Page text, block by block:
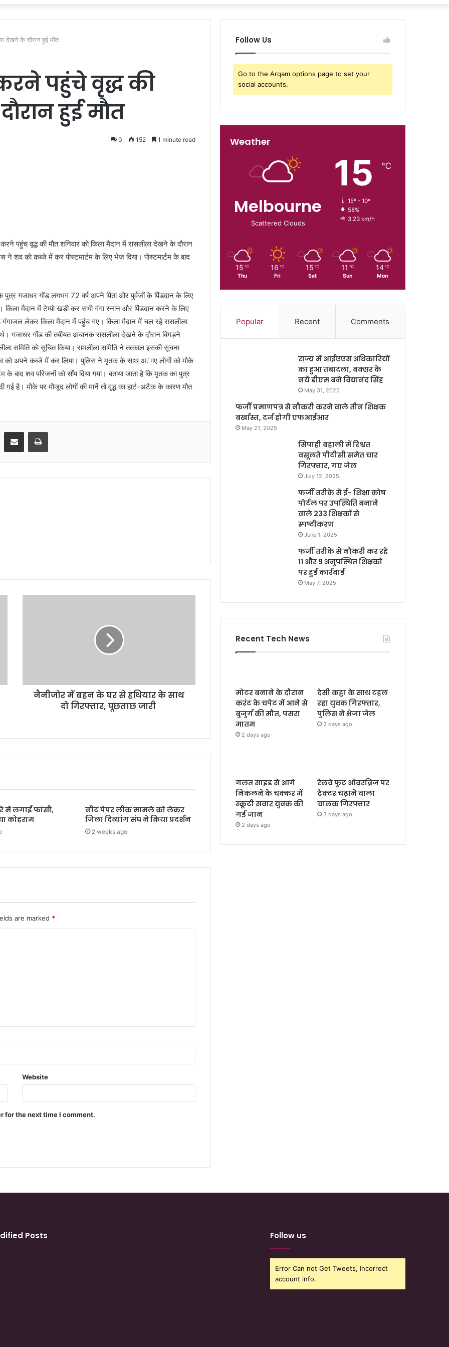
देखने के दाैरान हुई माैत
पहुंचे वृद्ध की
हुई माैत
0 152 1 minute read
पहुंच वृद्ध की माैत शनिवार काे किला मैदान में रासलीला देखने के दाैरान
शव काे कब्जे में कर पाेस्टमार्टम के लिए भेज दिया। पाेस्टमार्टम के बाद
पुत्र गजाधर गाेंड लगभग 72 वर्ष अपने पिता और पुर्वजाें के पिंडदान के लिए
किला मैदान में टेम्पाे खड़ी कर सभी गंगा स्नान और पिंडदान करने के लिए
लेकर किला मैदान में पहुंच गए। किला मैदान में चल रहे रासलीला
गाेंड की तबीयत अचानक रासलीला देखने के दाैरान बिगड़ने
समिति काे सूचित किया। रामलीला समिति ने तत्काल इसकी सूचना
काे अपने कब्जे में कर लिया। पुलिस ने मृतक के साथ अाए लाेगाें काे माैके
के बाद शव परिजनाें काे साैंप दिया गया। बताया जाता है कि मृतक का पुत्र
है। माैके पर माैजूद लाेगाें की मानें ताे वृद्ध का हार्ट-अटैक के कारण माैत
नैनीजोर में बहन के घर से हथियार के साथ
दो गिरफ्तार, पूछताछ जारी
लगाईं फांसी,
कोहराम
नीट पेपर लीक मामले को लेकर
जिला दिव्यांग संघ ने किया प्रदर्शन
2 weeks ago
are marked *
Website
for the next time I comment.
Follow Us
Go to the Arqam options page to set your
social accounts.
Weather
Melbourne
Scattered Clouds
15 ℃
15º - 10º
58%
3.23 km/h
15 ℃
Thu
16 ℃
Fri
15 ℃
Sat
11 ℃
Sun
14 ℃
Mon
Popular Recent Comments
राज्य में आईएएस अधिकारियों
का हुआ तबादला, बक्सर के
नये डीएम बने विद्यानंद सिंह
May 31, 2025
फर्जी प्रमाणपत्र से नौकरी करने वाले तीन शिक्षक
बर्खास्त, दर्ज होगी एफआईआर
May 21, 2025
सिपाही बहाली में रिश्वत
वसूलते पीटीसी समेत चार
गिरफ्तार, गए जेल
July 12, 2025
फर्जी तरीके से ई- शिक्षा कोष
पोर्टल पर उपस्थिति बनाने
वाले 233 शिक्षकों से
स्पष्टीकरण
June 1, 2025
फर्जी तरीके से नौकरी कर रहे
11 और 9 अनुपस्थित शिक्षकों
पर हुई कार्रवाई
May 7, 2025
Recent Tech News
मोटर बनाने के दौरान
करंट के चपेट में आने से
बुजुर्ग की मौत, पसरा
मातम
2 days ago
देसी कट्टा के साथ टहल
रहा युवक गिरफ्तार,
पुलिस ने भेजा जेल
2 days ago
गलत साइड से आगे
निकलने के चक्कर में
स्कूटी सवार युवक की
गई जान
2 days ago
रेलवे फुट ओवरब्रिज पर
ट्रैक्टर चढ़ाने वाला
चालक गिरफ्तार
3 days ago
Posts Follow us
Error Can not Get Tweets, Incorrect
account info.